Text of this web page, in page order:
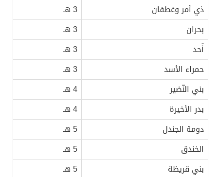
ذي أمر وغطفان
3 هـ
بحران
3 هـ
أُحد
3 هـ
حمراء الأسد
3 هـ
بني النّضير
4 هـ
بدر الأخيرة
4 هـ
دومة الجندل
5 هـ
الخندق
5 هـ
بني قريظة
5 هـ